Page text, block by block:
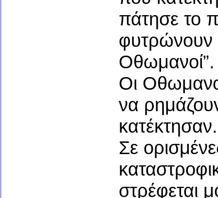
πάτησε το
φυτρώνουν
Οθωμανοί”.
Οι
να
κατέκτησαν.
Σε
στρέφεται